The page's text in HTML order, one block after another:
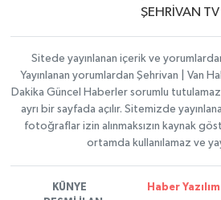
ŞEHRİVAN TV
Sitede yayınlanan içerik ve
Yayınlanan yorumlardan Şehrivan | Van
Dakika Güncel Haberler sorumlu
ayrı bir sayfada açılır. Sitemizde
fotoğraflar izin alınmaksızın kaynak
ortamda kullanılamaz ve
KÜNYE
Haber